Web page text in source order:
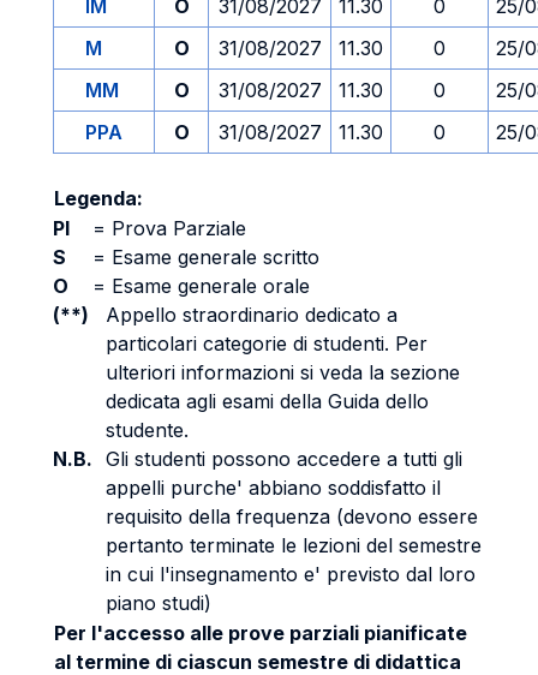
IM O 31/08/2027 11.30 0
25/
M
O 31/08/2027 11.30 0
25/
MM
O 31/08/2027 11.30 0
25/
PPA
O 31/08/2027 11.30 0 25/
Legenda:
PI
= Prova Parziale
S
= Esame generale scritto
O
= Esame generale orale
(**)
Appello straordinario dedicato a
particolari categorie di studenti. Per
ulteriori informazioni si veda la sezione
dedicata agli esami della Guida dello
studente.
N.B. Gli studenti possono accedere a tutti gli
appelli purche' abbiano soddisfatto il
requisito della frequenza (devono essere
pertanto terminate le lezioni del semestre
in cui l'insegnamento e' previsto dal loro
piano studi)
Per l'accesso alle prove parziali pianificate
al termine di ciascun semestre di didattica